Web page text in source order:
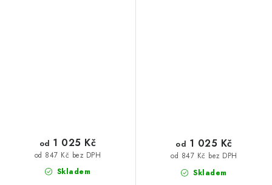
Skladem
od 847 Kč bez DPH
od 1 025 Kč
Skladem
od 847 Kč bez DPH
od 1 025 Kč